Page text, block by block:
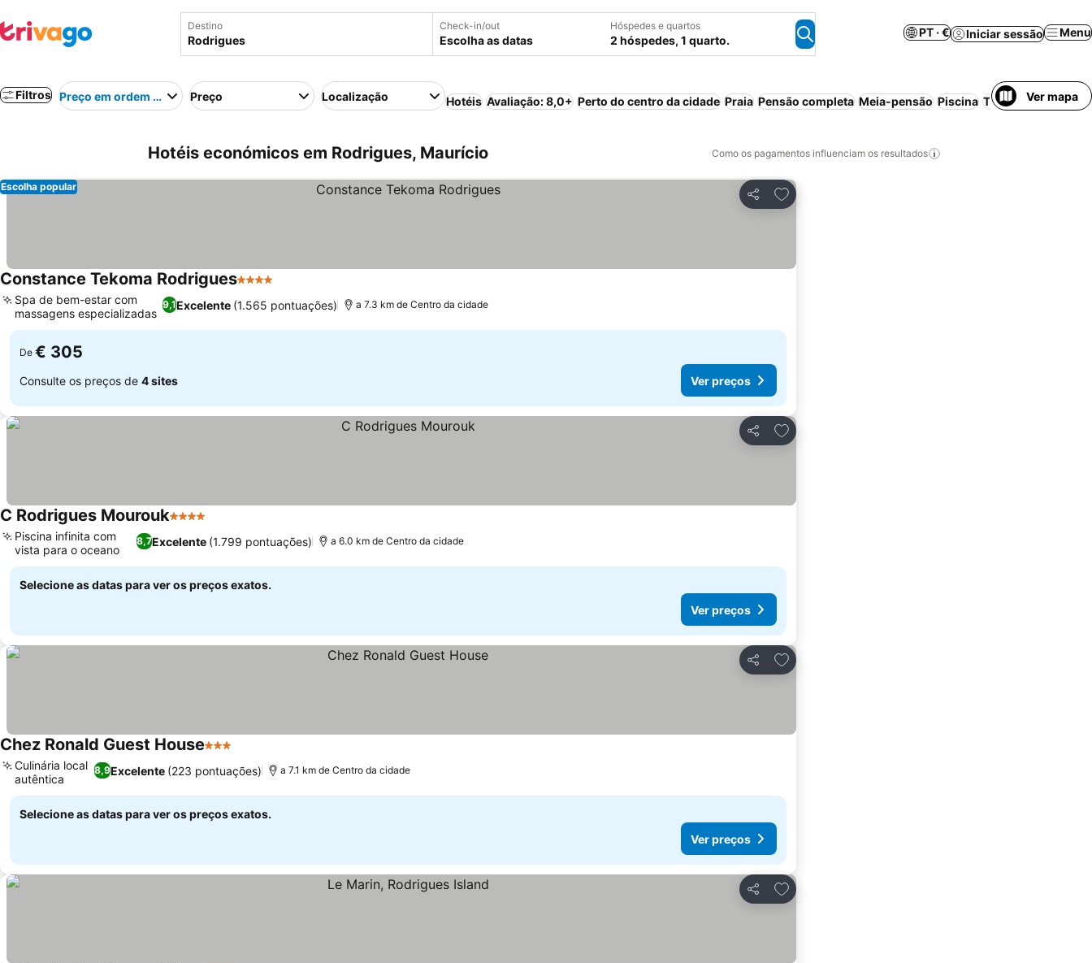
Destino Check-in/out
Escolha as datas
Hóspedes e quartos
2 hóspedes, 1 quarto.
PT · € Iniciar sessão Menu
Filtros Preço em ordem crescentePreço Localização Hotéis Avaliação: 8,0+ Perto do centro da cidade Praia Pensão completa Meia-pensão Piscina Transfer de/para
Ver mapa
Hotéis económicos em Rodrigues, Maurício Como os pagamentos influenciam os resultados
Partilhar
Adicionar aos favoritos
Escolha popular
Constance Tekoma Rodrigues4 Estrelas
9,1Excelente (1.565 pontuações)
Spa de bem-estar com
massagens especializadas
a 7.3 km de Centro da cidade
De € 305
Consulte os preços de 4 sites Ver preços
Partilhar
Adicionar aos favoritos
C Rodrigues Mourouk4 Estrelas
8,7Excelente (1.799 pontuações)
Piscina infinita com
vista para o oceano
a 6.0 km de Centro da cidade
Selecione as datas para ver os preços exatos.
Ver preços
Partilhar
Adicionar aos favoritos
Chez Ronald Guest House3 Estrelas
8,9Excelente (223 pontuações)
Culinária local
autêntica
a 7.1 km de Centro da cidade
Selecione as datas para ver os preços exatos.
Ver preços
Partilhar
Adicionar aos favoritos